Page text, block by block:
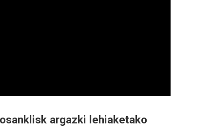
argazki lehiaketako